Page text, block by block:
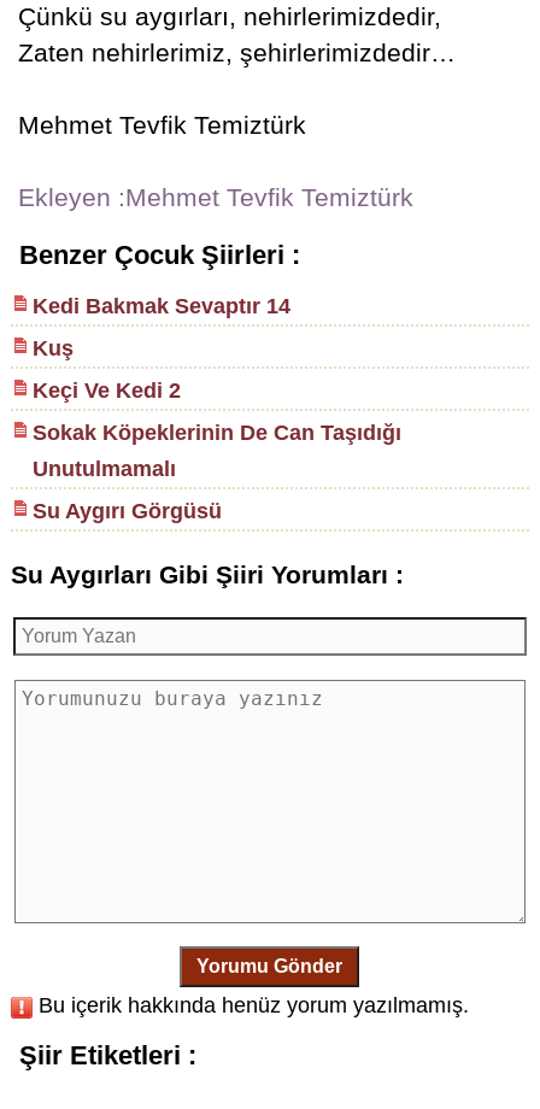
Çünkü su aygırları, nehirlerimizdedir,
Zaten nehirlerimiz, şehirlerimizdedir…
Mehmet Tevfik Temiztürk
Ekleyen :Mehmet Tevfik Temiztürk
Benzer Çocuk Şiirleri :
Kedi Bakmak Sevaptır 14
Kuş
Keçi Ve Kedi 2
Sokak Köpeklerinin De Can Taşıdığı
Unutulmamalı
Su Aygırı Görgüsü
Su Aygırları Gibi Şiiri Yorumları :
Yorumu Gönder
Bu içerik hakkında henüz yorum yazılmamış.
Şiir Etiketleri :